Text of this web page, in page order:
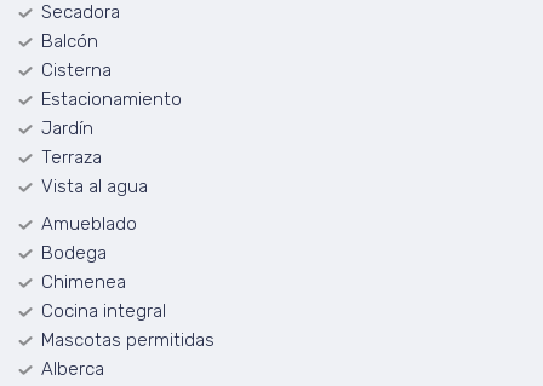
Secadora
Balcón
Cisterna
Estacionamiento
Jardín
Terraza
Vista al agua
Amueblado
Bodega
Chimenea
Cocina integral
Mascotas permitidas
Alberca